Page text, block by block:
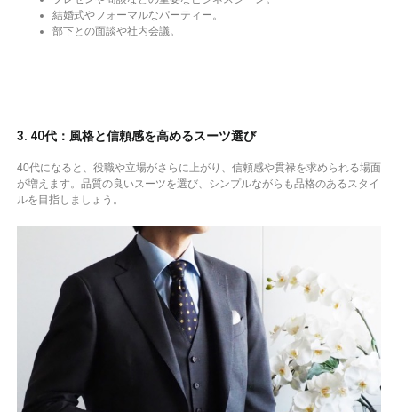
結婚式やフォーマルなパーティー。
部下との面談や社内会議。
3. 40代：風格と信頼感を高めるスーツ選び
40代になると、役職や立場がさらに上がり、信頼感や貫禄を求められる場面
が増えます。品質の良いスーツを選び、シンプルながらも品格のあるスタイ
ルを目指しましょう。